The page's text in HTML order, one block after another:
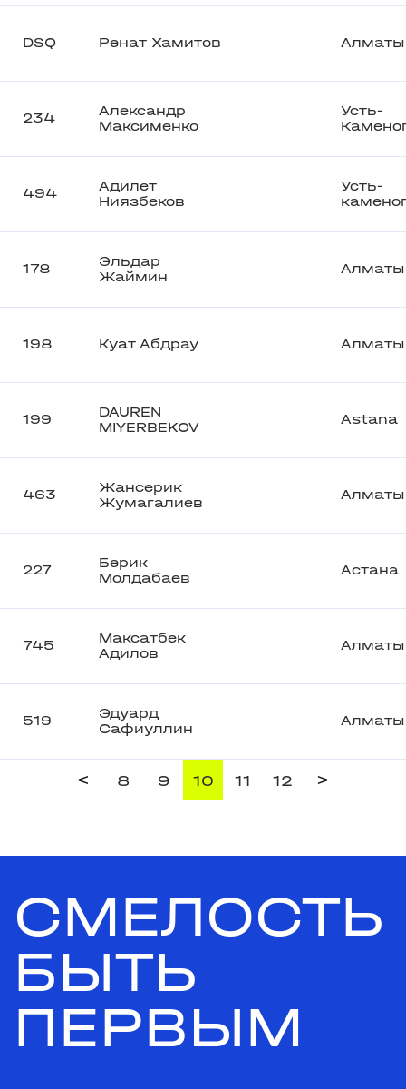
DSQ Ренат Хамитов Алматы
234
Александр
Максименко
Усть-
494
Адилет
Ниязбеков
Усть-
178
Эльдар
Жаймин
Алматы
198 Куат Абдрау Алматы
199
DAUREN
MIYERBEKOV
Astana
463
Жансерик
Жумагалиев
Алматы
227
Берик
Молдабаев
Астана
745
Максатбек
Адилов
Алматы
519
Эдуард
Сафиуллин
Алматы
< 8 9 10 11 12 >
СМЕЛОСТЬ
БЫТЬ
ПЕРВЫМ